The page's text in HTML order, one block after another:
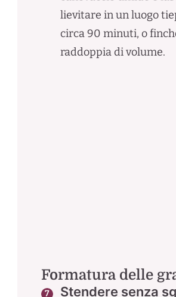
lievitare in un luogo
circa 90 minuti, o
raddoppia di volume.
Formatura delle
Stendere senza